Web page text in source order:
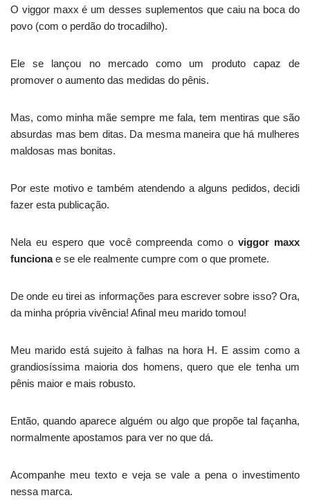
O viggor maxx é um desses suplementos que caiu na boca do
povo (com o perdão do trocadilho).
Ele se lançou no mercado como um produto capaz de
promover o aumento das medidas do pênis.
Mas, como minha mãe sempre me fala, tem mentiras que são
absurdas mas bem ditas. Da mesma maneira que há mulheres
maldosas mas bonitas.
Por este motivo e também atendendo a alguns pedidos, decidi
fazer esta publicação.
Nela eu espero que você compreenda como oviggor maxx
funcionae se ele realmente cumpre com o que promete.
De onde eu tirei as informações para escrever sobre isso? Ora,
da minha própria vivência! Afinal meu marido tomou!
Meu marido está sujeito à falhas na hora H. E assim como a
grandiosíssima maioria dos homens, quero que ele tenha um
pênis maior e mais robusto.
Então, quando aparece alguém ou algo que propõe tal façanha,
normalmente apostamos para ver no que dá.
Acompanhe meu texto e veja se vale a pena o investimento
nessa marca.